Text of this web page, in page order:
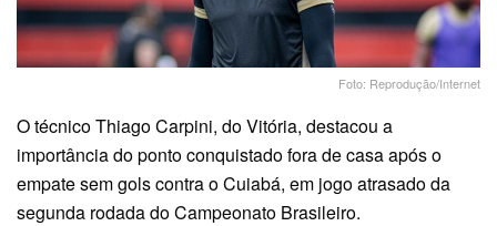
Foto: Reprodução/Internet
O técnico Thiago Carpini, do Vitória, destacou a
importância do ponto conquistado fora de casa após o
empate sem gols contra o Cuiabá, em jogo atrasado da
segunda rodada do Campeonato Brasileiro.